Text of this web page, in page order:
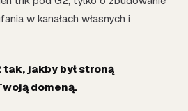
w kanałach własnych i
tak, jakby był stroną
domeną.